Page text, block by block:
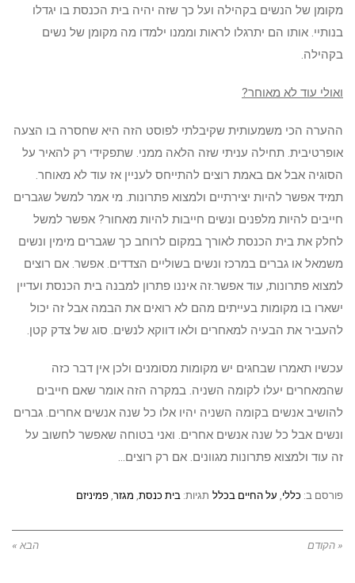
מקומן של הנשים בקהילה ועל כך שזה יהיה בית הכנסת בו יגדלו
בנותיי. אותו הם יתרגלו לראות וממנו ילמדו מה מקומן של נשים
בקהילה.
ואולי עוד לא מאוחר?
ההערה הכי משמעותית שקיבלתי לפוסט הזה היא שחסרה בו הצעה
אופרטיבית. תחילה עניתי שזה הלאה ממני. שתפקידי רק להאיר על
הסוגיה אבל אם באמת רוצים להתייחס לעניין אז עוד לא מאוחר.
תמיד אפשר להיות יצירתיים ולמצוא פתרונות. מי אמר למשל שגברים
חייבים להיות מלפנים ונשים חייבות להיות מאחור? אפשר למשל
לחלק את בית הכנסת לאורך במקום לרוחב כך שגברים מימין ונשים
משמאל או גברים במרכז ונשים בשוליים הצדדים. אפשר. אם רוצים
למצוא פתרונות, עוד אפשר.זה איננו פתרון למבנה בית הכנסת ועדיין
ישארו בו מקומות בעייתים מהם לא רואים את הבמה אבל זה יכול
להעביר את הבעיה למאחרים ולאו דווקא לנשים. סוג של צדק קטן.
עכשיו תאמרו שבחגים יש מקומות מסומנים ולכן אין דבר כזה
שהמאחרים יעלו לקומה השניה. במקרה הזה אומר שאם חייבים
להושיב אנשים בקומה השניה יהיו אלו כל שנה אנשים אחרים. גברים
ונשים אבל כל שנה אנשים אחרים. ואני בטוחה שאפשר לחשוב על
זה עוד ולמצוא פתרונות מגוונים. אם רק רוצים…
פורסם ב: כללי, על החיים בכלל תגיות: בית כנסת, מגזר, פמיניזם
« הקודם הבא »